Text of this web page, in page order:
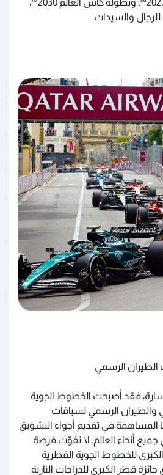
وكأس العالم للسيدات 2027™، وبطولة كأس العالم 2030™،
والسيدات.
الرسمي
فقد أصبحت الخطوط الجوية
والطيران الرسمي لسباقات
يتيح لنا المساهمة في تقديم أجواء التشويق
أنحاء العالم. لا تفوّت فرصة
للخطوط الجوية القطرية
2025، وسباق جائزة قطر الكبرى للدراجات النارية